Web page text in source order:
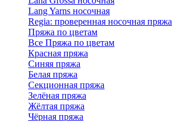
Lang Yarns носочная
Regia: проверенная носочная пряжа
Пряжа по цветам
Все Пряжа по цветам
Красная пряжа
Синяя пряжа
Белая пряжа
Секционная пряжа
Зелёная пряжа
Жёлтая пряжа
Чёрная пряжа